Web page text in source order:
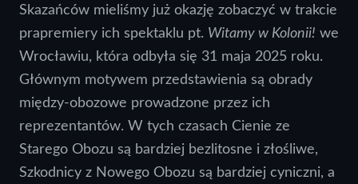
Skazańców mieliśmy już okazję zobaczyć w trakcie
prapremiery ich spektaklu pt. Witamy w Kolonii! we
Wrocławiu, która odbyła się 31 maja 2025 roku.
Głównym motywem przedstawienia są obrady
między-obozowe prowadzone przez ich
reprezentantów. W tych czasach Cienie ze
Starego Obozu są bardziej bezlitosne i złośliwe,
Szkodnicy z Nowego Obozu są bardziej cyniczni, a